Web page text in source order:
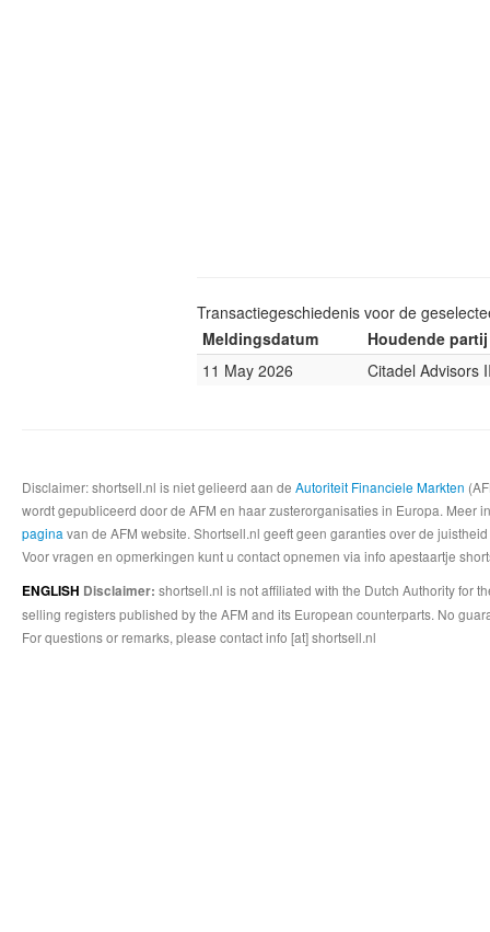
Transactiegeschiedenis voor de
Meldingsdatum
Houdende partij
11 May 2026
Citadel Advisors
Disclaimer: shortsell.nl is niet gelieerd aan de Autoriteit Financiele Markten
wordt gepubliceerd door de AFM en haar zusterorganisaties in Europa.
pagina van de AFM website. Shortsell.nl geeft geen garanties over de
Voor vragen en opmerkingen kunt u contact opnemen via info apestaartje
ENGLISH Disclaimer: shortsell.nl is not affiliated with the Dutch Authority for
selling registers published by the AFM and its European counterparts. No
For questions or remarks, please contact info [at] shortsell.nl